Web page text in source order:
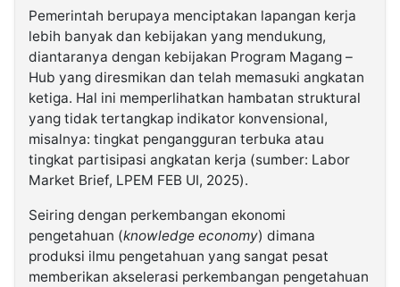
Pemerintah berupaya menciptakan lapangan kerja
lebih banyak dan kebijakan yang mendukung,
diantaranya dengan kebijakan Program Magang –
Hub yang diresmikan dan telah memasuki angkatan
ketiga. Hal ini memperlihatkan hambatan struktural
yang tidak tertangkap indikator konvensional,
misalnya: tingkat pengangguran terbuka atau
tingkat partisipasi angkatan kerja (sumber: Labor
Market Brief, LPEM FEB UI, 2025).
Seiring dengan perkembangan ekonomi
pengetahuan (knowledge economy) dimana
produksi ilmu pengetahuan yang sangat pesat
memberikan akselerasi perkembangan pengetahuan